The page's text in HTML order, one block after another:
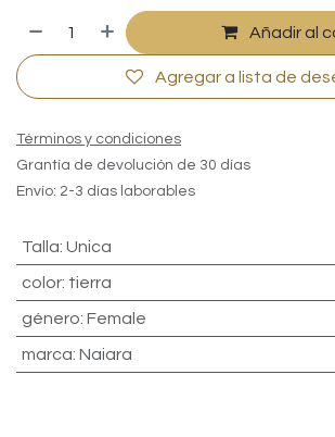
Añadir al
Agregar a lista de
Términos y condiciones
Grantía de devolución de 30 días
Envío: 2-3 días laborables
Talla: Unica
color: tierra
género: Female
marca: Naiara